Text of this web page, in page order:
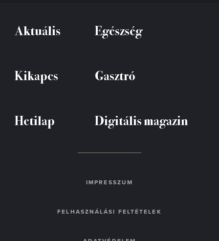
Aktuális Egészség
Kikapcs Gasztró
Hetilap Digitális magazin
IMPRESSZUM
FELHASZNÁLÁSI FELTÉTELEK